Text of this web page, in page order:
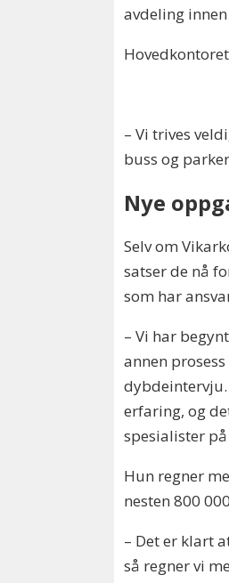
avdeling
– Vi trives
buss og
Nye
Selv om
satser de nå
som har
– Vi har
annen
erfaring, og
spesialister
Hun regner
nesten 800
– Det er klart
så regner vi